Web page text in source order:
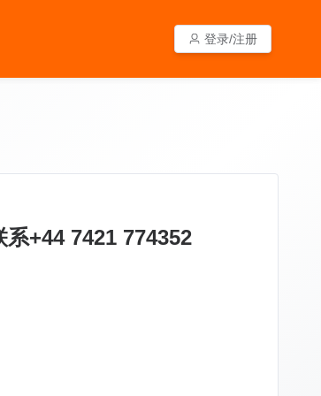
登录/注册
登录/注册
+44 7421 774352